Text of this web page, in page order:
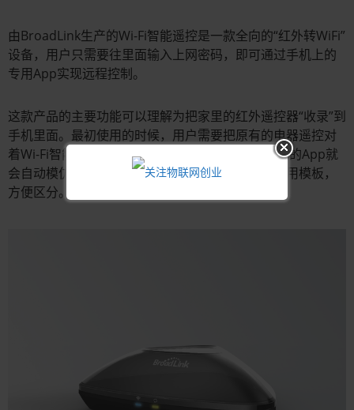
由BroadLink生产的Wi-Fi智能遥控是一款全向的“红外转WiFi”
设备，用户只需要往里面输入上网密码，即可通过手机上的
专用App实现远程控制。
这款产品的主要功能可以理解为把家里的红外遥控器“收录”到
手机里面。最初使用的时候，用户需要把原有的电器遥控对
着Wi-Fi智能遥控按一下需要解码的功能按钮，手机的App就
会自动模仿。对于不同的电器，软件上都预设了常用模板，
方便区分。